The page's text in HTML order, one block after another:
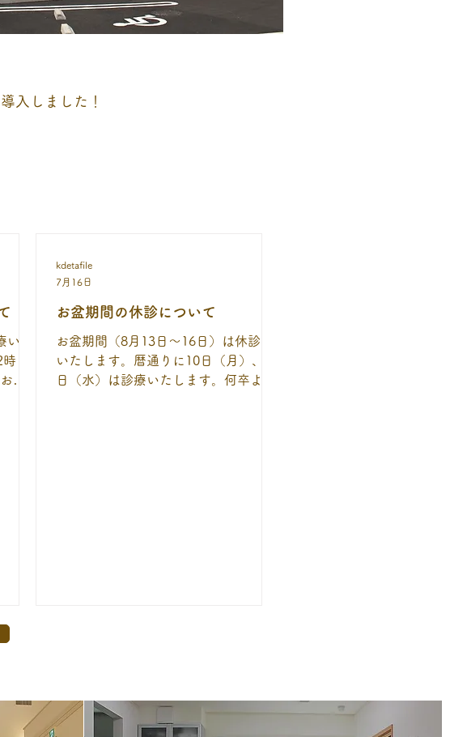
入しました！
た
と
持
お盆期間の休診について
お盆期間（8月13日～16日）は休診と
いたします。暦通りに10日（月）、12
日（水）は診療いたします。何卒よろ
kdetafile
7月16日